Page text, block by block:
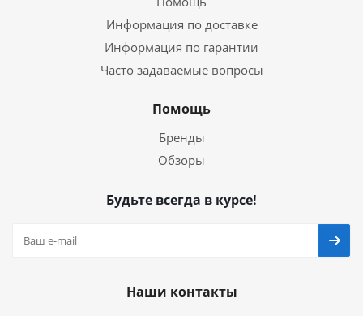
Информация по доставке
Информация по гарантии
Часто задаваемые вопросы
Помощь
Бренды
Обзоры
Будьте всегда в курсе!
Наши контакты